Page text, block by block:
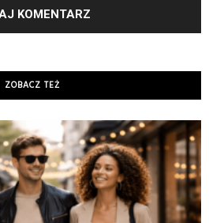
ZOBACZ TEŻ